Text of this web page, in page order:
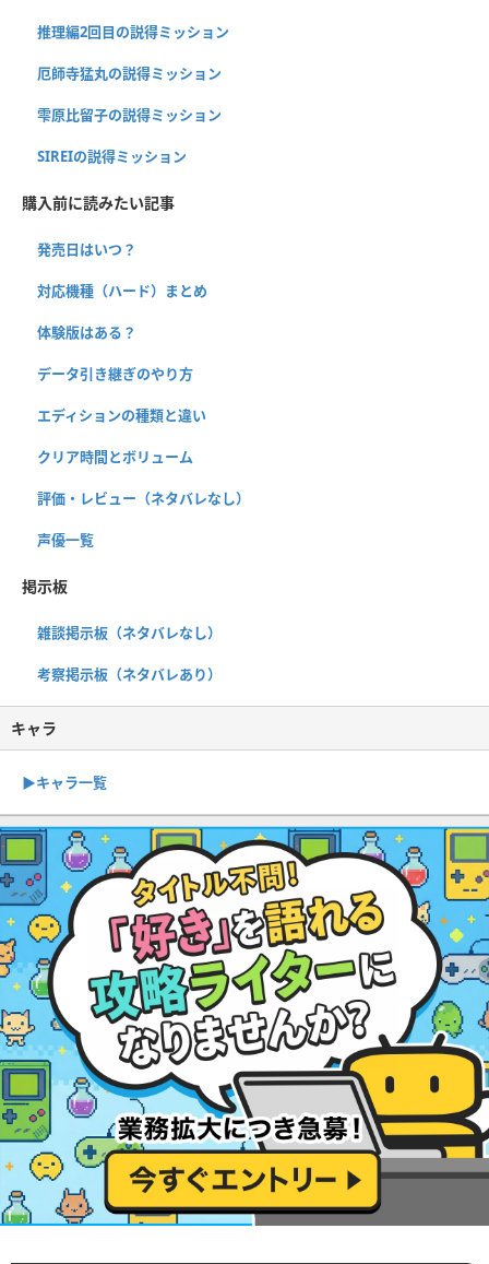
推理編2回目の説得ミッション
厄師寺猛丸の説得ミッション
雫原比留子の説得ミッション
SIREIの説得ミッション
購入前に読みたい記事
発売日はいつ？
対応機種（ハード）まとめ
体験版はある？
データ引き継ぎのやり方
エディションの種類と違い
クリア時間とボリューム
評価・レビュー（ネタバレなし）
声優一覧
掲示板
雑談掲示板（ネタバレなし）
考察掲示板（ネタバレあり）
キャラ
▶︎キャラ一覧